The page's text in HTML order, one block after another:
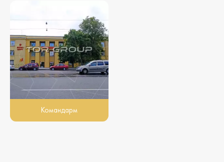
Командарм